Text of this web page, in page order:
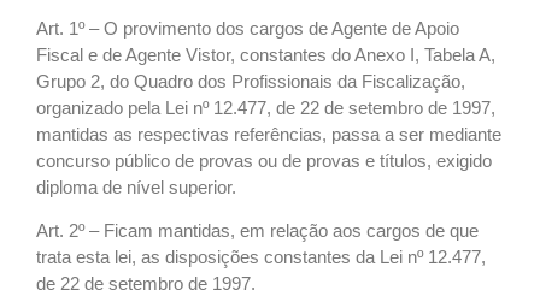
Art. 1º – O provimento dos cargos de Agente de Apoio
Fiscal e de Agente Vistor, constantes do Anexo I, Tabela A,
Grupo 2, do Quadro dos Profissionais da Fiscalização,
organizado pela Lei nº 12.477, de 22 de setembro de 1997,
mantidas as respectivas referências, passa a ser mediante
concurso público de provas ou de provas e títulos, exigido
diploma de nível superior.
Art. 2º – Ficam mantidas, em relação aos cargos de que
trata esta lei, as disposições constantes da Lei nº 12.477,
de 22 de setembro de 1997.